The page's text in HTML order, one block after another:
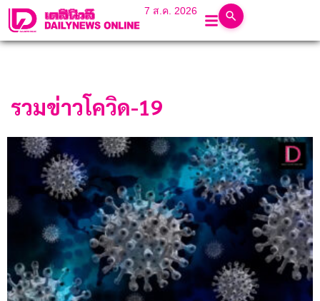
7 ส.ค. 2026
รวมข่าวโควิด-19